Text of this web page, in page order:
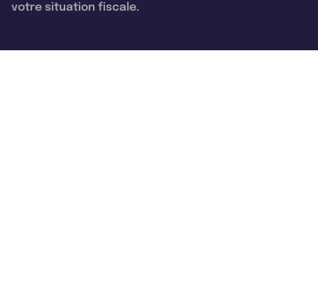
votre situation fiscale.